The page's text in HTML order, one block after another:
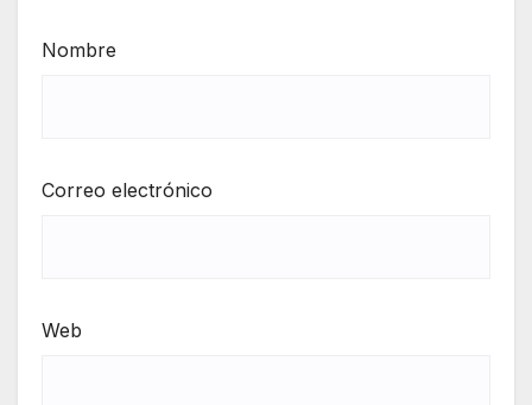
Nombre
Correo electrónico
Web